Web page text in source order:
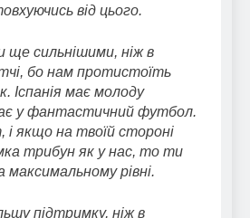
від цього.
ще сильнішими, ніж в
бо нам протистоїть
Іспанія має молоду
у фантастичний футбол.
якщо на твоїй стороні
трибун як у нас, то ти
рівні.
підтримку, ніж в